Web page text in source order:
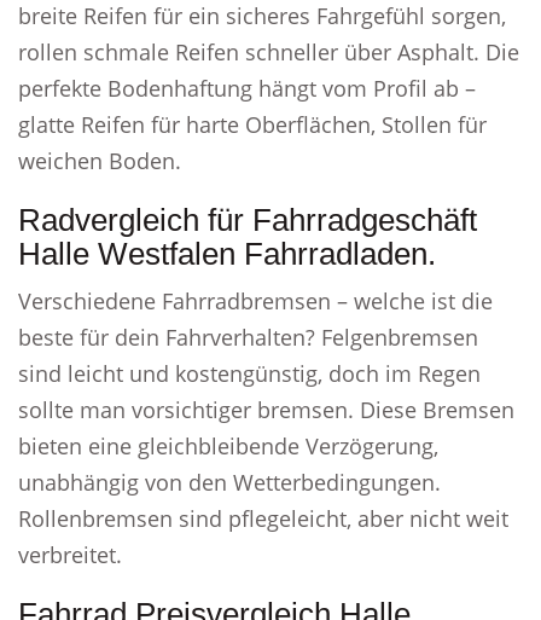
breite Reifen für ein sicheres Fahrgefühl sorgen,
rollen schmale Reifen schneller über Asphalt. Die
perfekte Bodenhaftung hängt vom Profil ab –
glatte Reifen für harte Oberflächen, Stollen für
weichen Boden.
Radvergleich für Fahrradgeschäft
Halle Westfalen Fahrradladen.
Verschiedene Fahrradbremsen – welche ist die
beste für dein Fahrverhalten? Felgenbremsen
sind leicht und kostengünstig, doch im Regen
sollte man vorsichtiger bremsen. Diese Bremsen
bieten eine gleichbleibende Verzögerung,
unabhängig von den Wetterbedingungen.
Rollenbremsen sind pflegeleicht, aber nicht weit
verbreitet.